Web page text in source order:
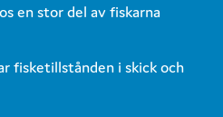
en stor del av fiskarna
fisketillstånden i skick och